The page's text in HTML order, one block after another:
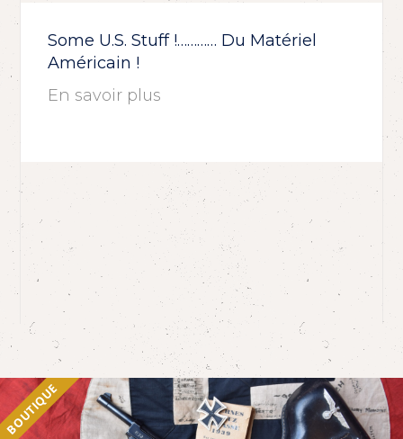
Some U.S. Stuff !………… Du Matériel
Américain !
En savoir plus
BOUTIQUE